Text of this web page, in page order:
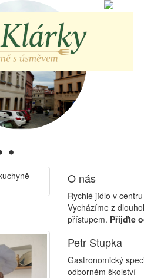
•
O nás
Rychlé jídlo v
Vycházíme z
přístupem. Přijďte
Petr Stupka
Gastronomický
odborném školství